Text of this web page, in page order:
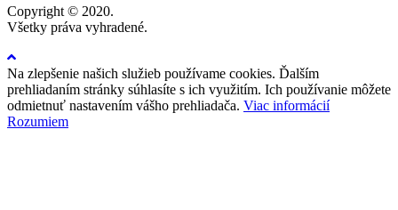
Copyright © 2020.
Všetky práva vyhradené.
Na zlepšenie našich služieb používame cookies. Ďalším
prehliadaním stránky súhlasíte s ich využitím. Ich používanie môžete
odmietnuť nastavením vášho prehliadača. Viac informácií
Rozumiem